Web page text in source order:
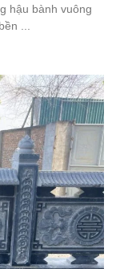
hậu bành vuông
...